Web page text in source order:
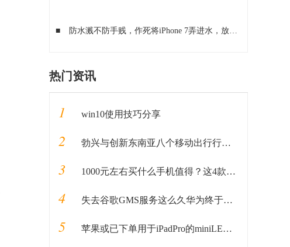
■ 防水溅不防手贱，作死将iPhone 7弄进水，放进大米里满血复活
热门资讯
1 win10使用技巧分享
2 勃兴与创新东南亚八个移动出行行业垂直领域新常态
3 1000元左右买什么手机值得？这4款性价比较高，可能你会喜欢
4 失去谷歌GMS服务这么久华为终于做好“秘密武器”准备重回国际市场
5 苹果或已下单用于iPadPro的miniLED屏幕